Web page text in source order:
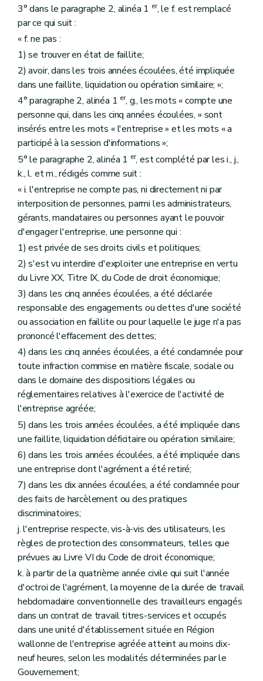
3° dans le paragraphe 2, alinéa 1 er, le f. est remplacé
par ce qui suit :
« f. ne pas :
1) se trouver en état de faillite;
2) avoir, dans les trois années écoulées, été impliquée
dans une faillite, liquidation ou opération similaire; »;
4° paragraphe 2, alinéa 1 er, g., les mots « compte une
personne qui, dans les cinq années écoulées, » sont
insérés entre les mots « l'entreprise » et les mots « a
participé à la session d'informations »;
5° le paragraphe 2, alinéa 1 er, est complété par les i., j.,
k., l. et m., rédigés comme suit :
« i. l'entreprise ne compte pas, ni directement ni par
interposition de personnes, parmi les administrateurs,
gérants, mandataires ou personnes ayant le pouvoir
d'engager l'entreprise, une personne qui :
1) est privée de ses droits civils et politiques;
2) s'est vu interdire d'exploiter une entreprise en vertu
du Livre XX, Titre IX, du Code de droit économique;
3) dans les cinq années écoulées, a été déclarée
responsable des engagements ou dettes d'une société
ou association en faillite ou pour laquelle le juge n'a pas
prononcé l'effacement des dettes;
4) dans les cinq années écoulées, a été condamnée pour
toute infraction commise en matière fiscale, sociale ou
dans le domaine des dispositions légales ou
réglementaires relatives à l'exercice de l'activité de
l'entreprise agréée;
5) dans les trois années écoulées, a été impliquée dans
une faillite, liquidation déficitaire ou opération similaire;
6) dans les trois années écoulées, a été impliquée dans
une entreprise dont l'agrément a été retiré;
7) dans les dix années écoulées, a été condamnée pour
des faits de harcèlement ou des pratiques
discriminatoires;
j. l'entreprise respecte, vis-à-vis des utilisateurs, les
règles de protection des consommateurs, telles que
prévues au Livre VI du Code de droit économique;
k. à partir de la quatrième année civile qui suit l'année
d'octroi de l'agrément, la moyenne de la durée de travail
hebdomadaire conventionnelle des travailleurs engagés
dans un contrat de travail titres-services et occupés
dans une unité d'établissement située en Région
wallonne de l'entreprise agréée atteint au moins dix-
neuf heures, selon les modalités déterminées par le
Gouvernement;